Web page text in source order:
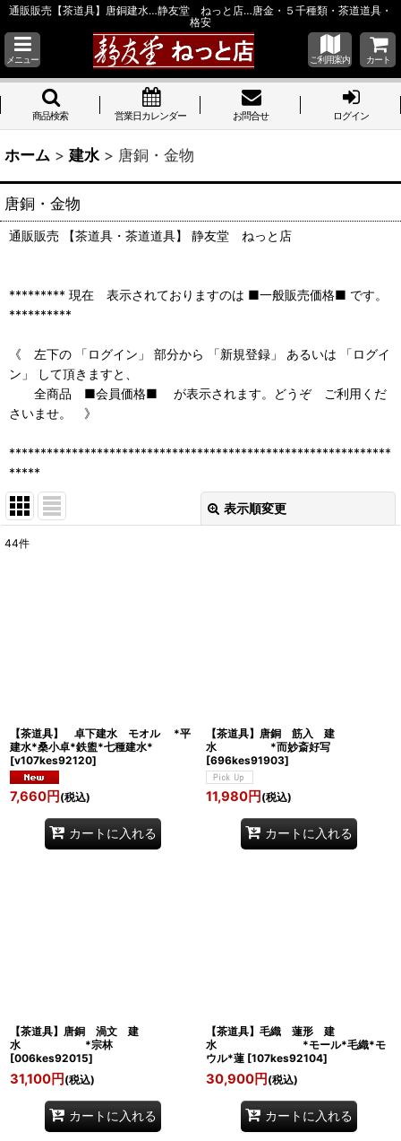
通販販売【茶道具】唐銅建水…静友堂 ねっと店…唐金・５千種類・茶道道具・
格安
メニュー ご利用案内 カート
商品検索 営業日カレンダー お問合せ ログイン
ホーム > 建水 > 唐銅・金物
唐銅・金物
通販販売 【茶道具・茶道道具】 静友堂 ねっと店
********* 現在 表示されておりますのは ■一般販売価格■ です。
**********
《 左下の 「ログイン」 部分から 「新規登録」 あるいは 「ログイ
ン」 して頂きますと、
全商品 ■会員価格■ が表示されます。どうぞ ご利用くだ
さいませ。 》
*************************************************************
*****
表示順変更
44件
【茶道具】 卓下建水 モオル *平
建水*桑小卓*鉄盥*七種建水*
[v107kes92120]
7,660円 (税込)
カートに入れる
【茶道具】唐銅 筋入 建
水 *而妙斎好写
[696kes91903]
11,980円 (税込)
カートに入れる
【茶道具】唐銅 渦文 建
水 *宗林
[006kes92015]
31,100円 (税込)
カートに入れる
【茶道具】毛織 蓮形 建
水 *モール*毛織*モ
ウル*蓮 [107kes92104]
30,900円 (税込)
カートに入れる